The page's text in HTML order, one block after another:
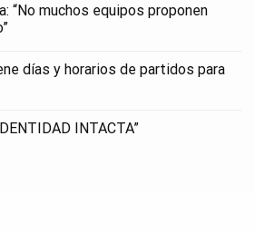
“No muchos equipos proponen
días y horarios de partidos para
INTACTA”